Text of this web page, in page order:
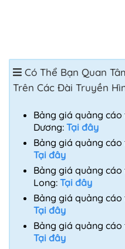
Có Thể Bạn Quan
Trên Các Đài Truyền
Bảng giá quảng
Dương: Tại đây
Bảng giá quảng
Tại đây
Bảng giá quảng
Long: Tại đây
Bảng giá quảng cáo
Tại đây
Bảng giá quảng
Tại đây